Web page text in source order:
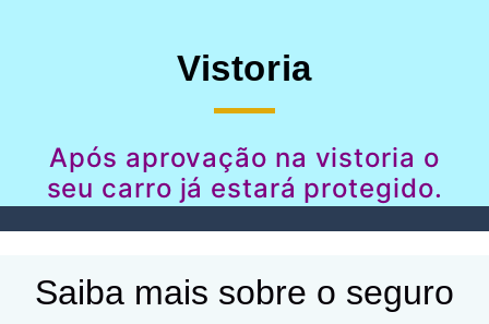
Vistoria
Após aprovação na vistoria o
seu carro já estará protegido.
Saiba mais sobre o seguro